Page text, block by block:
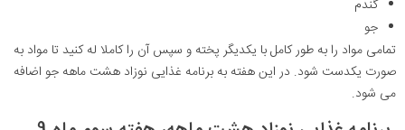
گندم
جو
تمامی مواد را به طور کامل با یکدیگر پخته و سپس آن را کاملا له کنید تا مواد به
صورت یکدست شود. در این هفته به برنامه غذایی نوزاد هشت ماهه جو اضافه
می شود.